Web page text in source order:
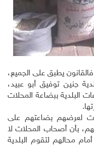
يطبق على الجميع،
جنين توفيق أبو عبيد،
البلدية ببضاعة المحلات
لعرضهم بضاعتهم على
بأن أصحاب المحلات لا
محالهم لتقوم البلدية